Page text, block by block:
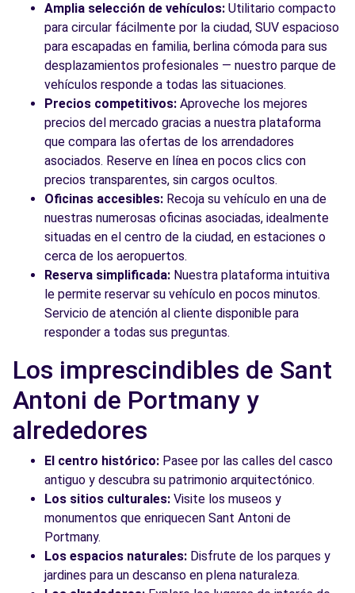
Amplia selección de vehículos: Utilitario compacto
para circular fácilmente por la ciudad, SUV espacioso
para escapadas en familia, berlina cómoda para sus
desplazamientos profesionales — nuestro parque de
vehículos responde a todas las situaciones.
Precios competitivos: Aproveche los mejores
precios del mercado gracias a nuestra plataforma
que compara las ofertas de los arrendadores
asociados. Reserve en línea en pocos clics con
precios transparentes, sin cargos ocultos.
Oficinas accesibles: Recoja su vehículo en una de
nuestras numerosas oficinas asociadas, idealmente
situadas en el centro de la ciudad, en estaciones o
cerca de los aeropuertos.
Reserva simplificada: Nuestra plataforma intuitiva
le permite reservar su vehículo en pocos minutos.
Servicio de atención al cliente disponible para
responder a todas sus preguntas.
Los imprescindibles de Sant
Antoni de Portmany y
alrededores
El centro histórico: Pasee por las calles del casco
antiguo y descubra su patrimonio arquitectónico.
Los sitios culturales: Visite los museos y
monumentos que enriquecen Sant Antoni de
Portmany.
Los espacios naturales: Disfrute de los parques y
jardines para un descanso en plena naturaleza.